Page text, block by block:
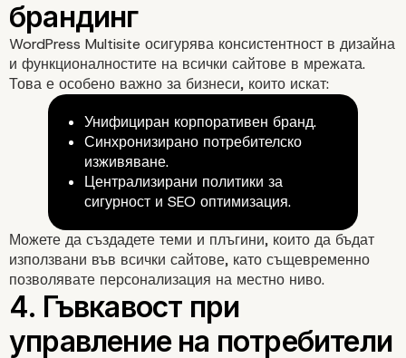
2. Спестяване на
WordPress Multisite осигурява консистентност в дизайна
и функционалностите на всички сайтове в мрежата.
Това е особено важно за бизнеси, които искат:
Унифициран корпоративен бранд.
Синхронизирано потребителско
изживяване.
Централизирани политики за
сигурност и SEO оптимизация.
Можете да създадете теми и плъгини, които да бъдат
използвани във всички сайтове, като същевременно
позволявате персонализация на местно ниво.